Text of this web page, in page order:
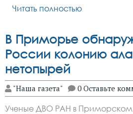
Читать полностью
В Приморье
России колонию
нетопырей
"Наша газета" 0 Оставьте
Ученые ДВО РАН в